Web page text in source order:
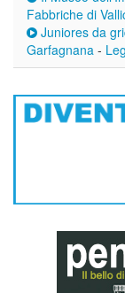
Fabbriche di
Juniores da
Garfagnana -